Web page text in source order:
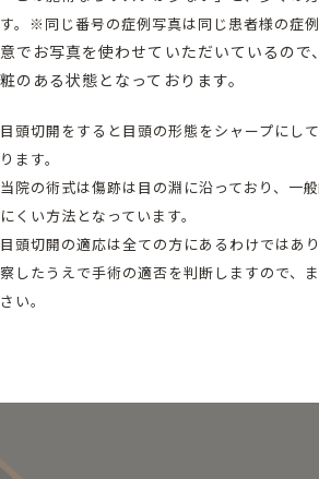
す。※同じ番号の症例写真は同じ患者様の症例
意でお写真を使わせていただいているので
粧のある状態となっております。
目頭切開をすると目頭の形態をシャープにし
ります。
当院の術式は傷跡は目の淵に沿っており、一
にくい方法となっています。
目頭切開の適応は全ての方にあるわけではあ
察したうえで手術の適否を判断しますので、
さい。